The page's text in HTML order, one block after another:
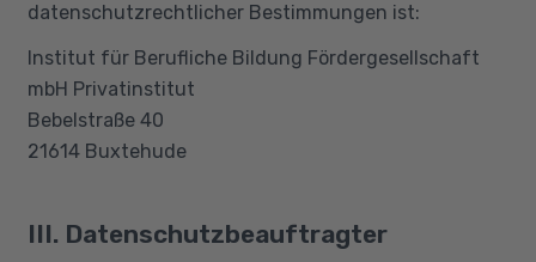
datenschutzrechtlicher Bestimmungen ist:
Institut für Berufliche Bildung Fördergesellschaft
mbH Privatinstitut
Bebelstraße 40
21614 Buxtehude
III. Datenschutzbeauftragter